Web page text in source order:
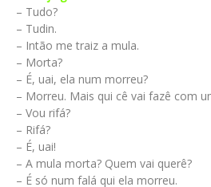
– Tudo?
– Tudin.
– Intão me traiz a mula.
– Morta?
– É, uai, ela num morreu?
– Morreu. Mais qui cê vai fazê com
– Vou rifá?
– Rifá?
– É, uai!
– A mula morta? Quem vai querê?
– É só num falá qui ela morreu.